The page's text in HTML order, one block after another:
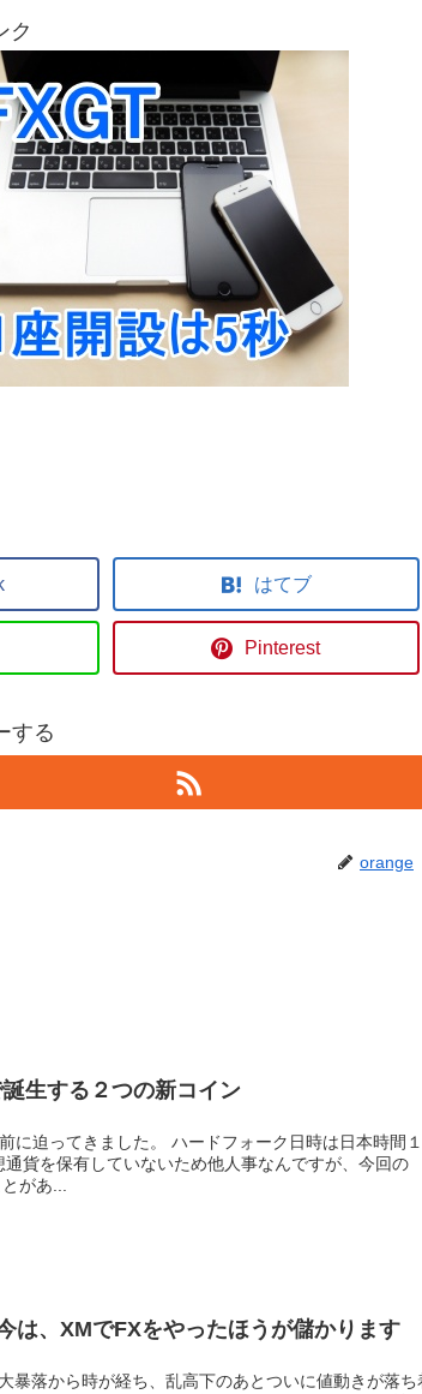
ク
はてブ
Pinterest
する
orange
生する２つの新コイン
があ...
は、XMでFXをやったほうが儲かります